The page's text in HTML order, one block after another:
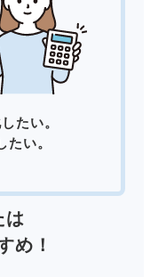
たい。
い。
は
め！